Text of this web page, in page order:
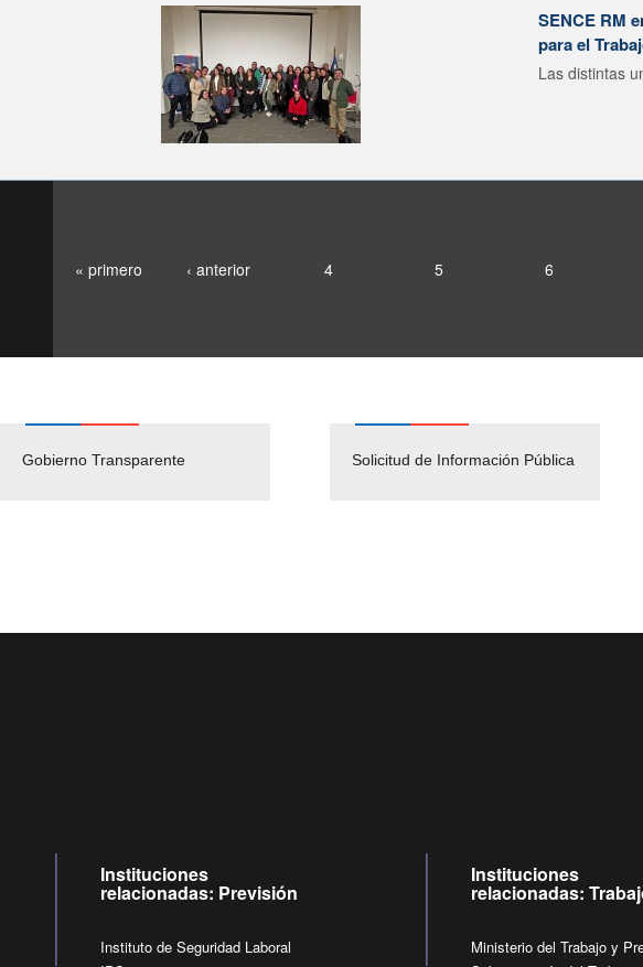
SENCE RM
para el
Las distintas
« primero ‹ anterior 4 5 6
Gobierno Transparente Solicitud de Información Pública
Pago Proveedores
Empleos Públicos
Instituciones
relacionadas: Previsión
Instituto de Seguridad Laboral
Instituciones
relacionadas:
Ministerio del Trabajo y